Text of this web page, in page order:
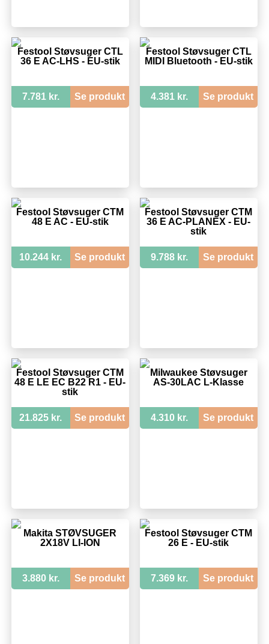
Festool Støvsuger CTL
36 E AC-LHS - EU-stik
7.781 kr. Se produkt
Festool Støvsuger CTL
MIDI Bluetooth - EU-stik
4.381 kr. Se produkt
Festool Støvsuger CTM
48 E AC - EU-stik
10.244 kr. Se produkt
Festool Støvsuger CTM
36 E AC-PLANEX - EU-
stik
9.788 kr. Se produkt
Festool Støvsuger CTM
48 E LE EC B22 R1 - EU-
stik
21.825 kr. Se produkt
Milwaukee Støvsuger
AS-30LAC L-Klasse
4.310 kr. Se produkt
Makita STØVSUGER
2X18V LI-ION
3.880 kr. Se produkt
Festool Støvsuger CTM
26 E - EU-stik
7.369 kr. Se produkt